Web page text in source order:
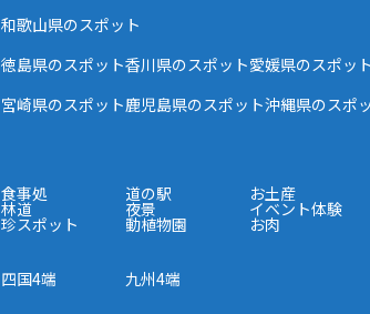
和歌山県のスポット
徳島県のスポット香川県のスポット愛媛県のスポット
宮崎県のスポット鹿児島県のスポット沖縄県のスポ
食事処 道の駅 お土産
林道 夜景 イベント体験
珍スポット 動植物園 お肉
四国4端 九州4端